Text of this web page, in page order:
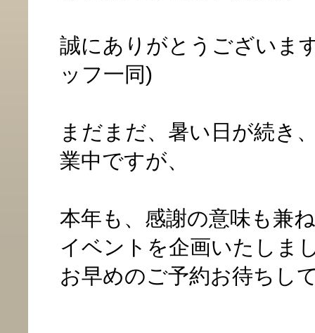
誠にありがとうござい
ッフ一同)
まだまだ、暑い日が続き
業中ですが、
本年も、感謝の意味も兼
イベントを企画いたしま
お早めのご予約お待ちし